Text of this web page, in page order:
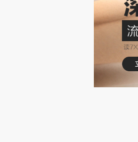
流、售后等
“绝对低价”。
对于一
全可以做一
做市场调查
可以说